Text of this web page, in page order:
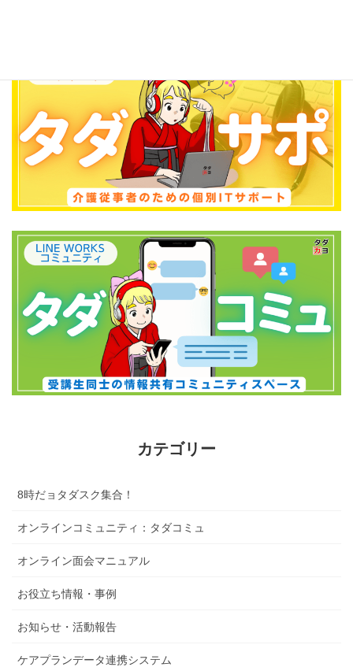
カテゴリー
8時だョタダスク集合！
オンラインコミュニティ：タダコミュ
オンライン面会マニュアル
お役立ち情報・事例
お知らせ・活動報告
ケアプランデータ連携システム